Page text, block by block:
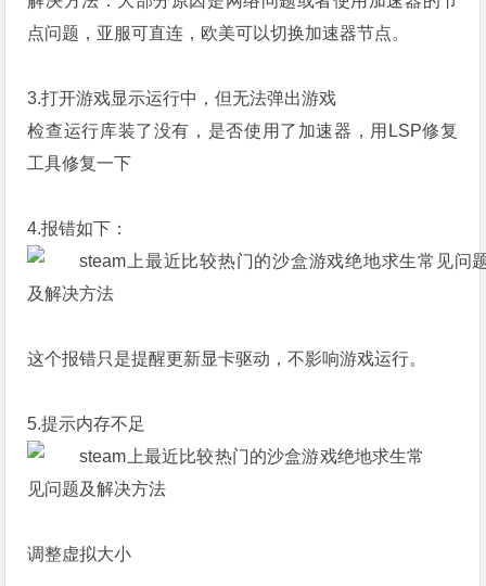
点问题，亚服可直连，欧美可以切换加速器节点。
3.打开游戏显示运行中，但无法弹出游戏
检查运行库装了没有，是否使用了加速器，用LSP修复
工具修复一下
4.报错如下：
这个报错只是提醒更新显卡驱动，不影响游戏运行。
5.提示内存不足
调整虚拟大小